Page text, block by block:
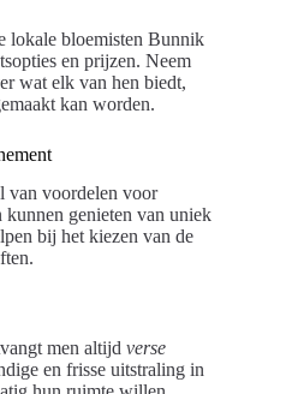
lokale bloemisten Bunnik
en prijzen. Neem
wat elk van hen biedt,
kan worden.
van voordelen voor
genieten van uniek
bij het kiezen van de
men altijd verse
en frisse uitstraling in